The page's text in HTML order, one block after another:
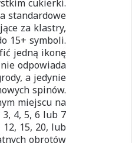
standardowe
za klastry,
15+ symboli.
jedną ikonę
odpowiada
a jedynie
spinów.
miejscu na
4, 5, 6 lub 7
15, 20, lub